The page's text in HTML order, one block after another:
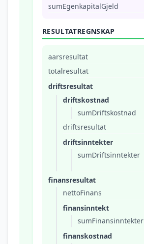
sumEgenkapitalGjeld
RESULTATREGNSKAP
aarsresultat
totalresultat
driftsresultat
driftskostnad
sumDriftskostnad
driftsresultat
driftsinntekter
sumDriftsinntekter
finansresultat
nettoFinans
finansinntekt
sumFinansinntekter
finanskostnad